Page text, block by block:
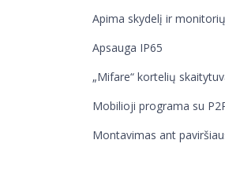
Apima skydelį ir monitorių
Apsauga IP65
„Mifare“ kortelių
Mobilioji programa su
Montavimas ant